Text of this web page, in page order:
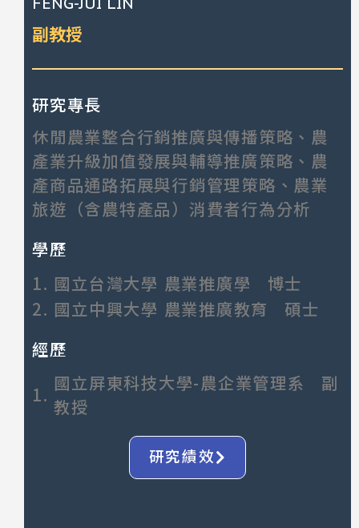
副教授
研究專長
休閒農業整合行銷推廣與傳播策略、農
產業升級加值發展與輔導推廣策略、農
產商品通路拓展與行銷管理策略、農業
旅遊（含農特產品）消費者行為分析
學歷
1. 國立台灣大學 農業推廣學 博士
2. 國立中興大學 農業推廣教育 碩士
經歷
1. 國立屏東科技大學-農企業管理系 副
教授
研究績效